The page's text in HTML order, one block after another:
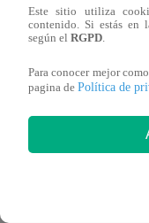
presentación
suceso se hizo viral
Las imágenes
a varios niños,
Este sitio utiliza
contenido. Si estás en
según el RGPD.
Para conocer mejor
pagina de Política de